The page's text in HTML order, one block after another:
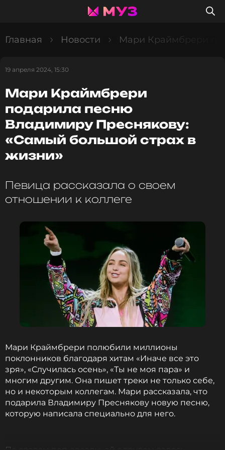
Главная Новости Мари Краймбрери
19 апреля 2024, 15:30
Мари Краймбрери
подарила песню
Владимиру Преснякову:
«Самый большой страх в
жизни»
Певица рассказала о своем
отношении к коллеге
Мари Краймбрери полюбили миллионы
поклонников благодаря хитам «Иначе все это
зря», «Случилась осень», «Ты не моя пара» и
многим другим. Она пишет треки не только себе,
но и некоторым коллегам. Мари рассказала, что
подарила Владимиру Преснякову новую песню,
которую написала специально для него.